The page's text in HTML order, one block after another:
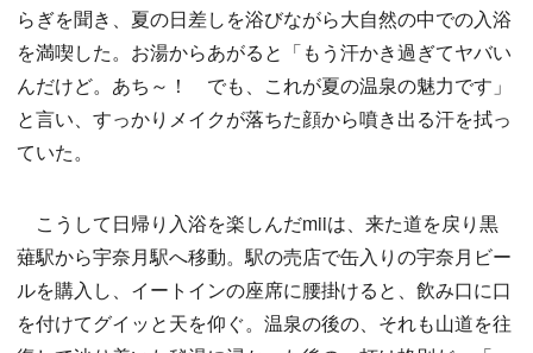
らぎを聞き、夏の日差しを浴びながら大自然の中での入浴
を満喫した。お湯からあがると「もう汗かき過ぎてヤバい
んだけど。あち～！ でも、これが夏の温泉の魅力です」
と言い、すっかりメイクが落ちた顔から噴き出る汗を拭っ
ていた。
こうして日帰り入浴を楽しんだmiiは、来た道を戻り黒
薙駅から宇奈月駅へ移動。駅の売店で缶入りの宇奈月ビー
ルを購入し、イートインの座席に腰掛けると、飲み口に口
を付けてグイッと天を仰ぐ。温泉の後の、それも山道を往